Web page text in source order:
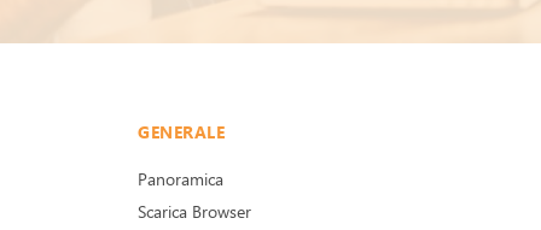
GENERALE
Panoramica
Scarica Browser